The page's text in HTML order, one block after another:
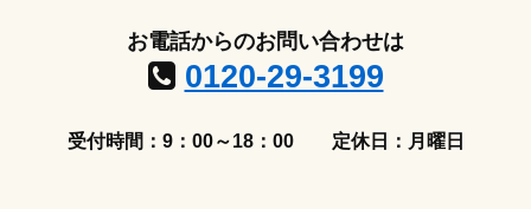
お電話からのお問い合わせは
0120-29-3199
受付時間：9：00～18：00 定休日：月曜日